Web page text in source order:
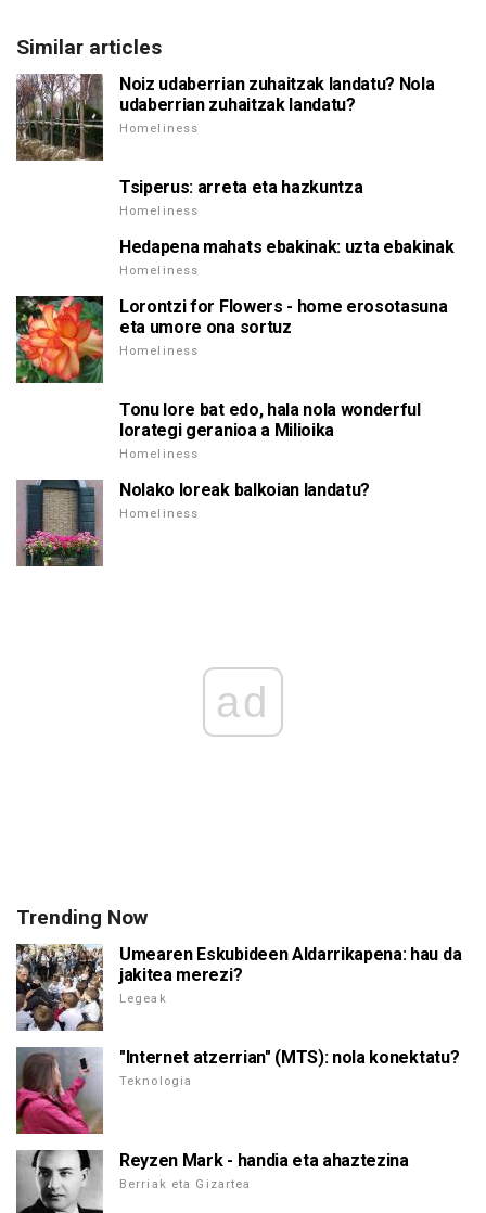
Similar articles
Noiz udaberrian zuhaitzak landatu? Nola
udaberrian zuhaitzak landatu?
Homeliness
Tsiperus: arreta eta hazkuntza
Homeliness
Hedapena mahats ebakinak: uzta ebakinak
Homeliness
Lorontzi for Flowers - home erosotasuna
eta umore ona sortuz
Homeliness
Tonu lore bat edo, hala nola wonderful
lorategi geranioa a Milioika
Homeliness
Nolako loreak balkoian landatu?
Homeliness
ad
Trending Now
Umearen Eskubideen Aldarrikapena: hau da
jakitea merezi?
Legeak
"Internet atzerrian" (MTS): nola konektatu?
Teknologia
Reyzen Mark - handia eta ahaztezina
Berriak eta Gizartea